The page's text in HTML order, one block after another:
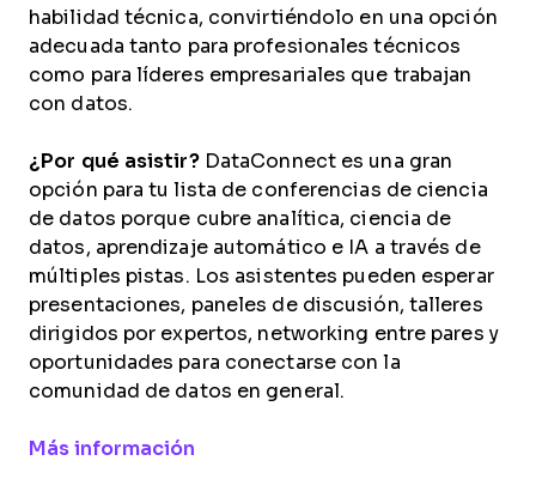
habilidad técnica, convirtiéndolo en una opción
adecuada tanto para profesionales técnicos
como para líderes empresariales que trabajan
con datos.
¿Por qué asistir?DataConnect es una gran
opción para tu lista de conferencias de ciencia
de datos porque cubre analítica, ciencia de
datos, aprendizaje automático e IA a través de
múltiples pistas. Los asistentes pueden esperar
presentaciones, paneles de discusión, talleres
dirigidos por expertos, networking entre pares y
oportunidades para conectarse con la
comunidad de datos en general.
Más información